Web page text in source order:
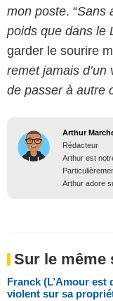
mon poste. “Sans
poids que dans le
garder le sourire
remet jamais d’un
de passer à autre
Arthur
Rédacteur
Arthur est
Arthur adore
Sur le même
Franck (L’Amour est
violent sur sa